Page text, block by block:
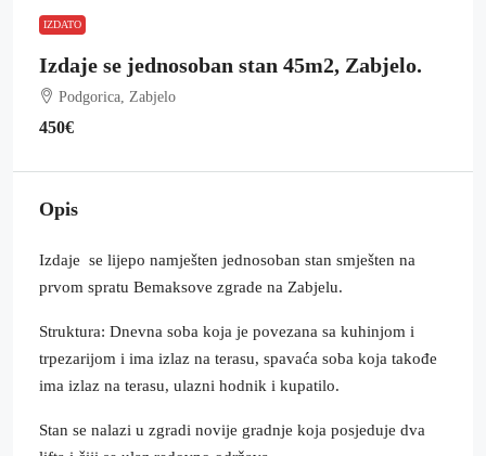
IZDATO
Izdaje se jednosoban stan 45m2, Zabjelo.
Podgorica, Zabjelo
450€
Opis
Izdaje se lijepo namješten jednosoban stan smješten na
prvom spratu Bemaksove zgrade na Zabjelu.
Struktura: Dnevna soba koja je povezana sa kuhinjom i
trpezarijom i ima izlaz na terasu, spavaća soba koja takođe
ima izlaz na terasu, ulazni hodnik i kupatilo.
Stan se nalazi u zgradi novije gradnje koja posjeduje dva